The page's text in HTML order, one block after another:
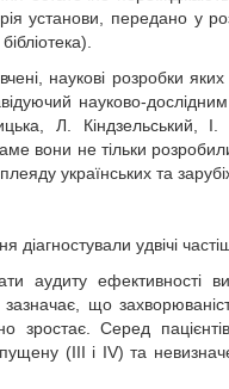
установи, передано у
наукові розробки яких
науково-дослідним
Л. Кіндзельський,
вони не тільки
українських та
удвічі
аудиту ефективності
зазначає, що
зростає. Серед
(III і IV) та